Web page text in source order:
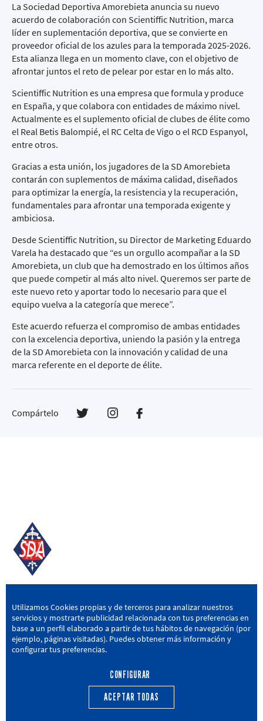
La Sociedad Deportiva Amorebieta anuncia su nuevo
acuerdo de colaboración con Scientiffic Nutrition, marca
líder en suplementación deportiva, que se convierte en
proveedor oficial de los azules para la temporada 2025-2026.
Esta alianza llega en un momento clave, con el objetivo de
afrontar juntos el reto de pelear por estar en lo más alto.
Scientiffic Nutrition es una empresa que formula y produce
en España, y que colabora con entidades de máximo nivel.
Actualmente es el suplemento oficial de clubes de élite como
el Real Betis Balompié, el RC Celta de Vigo o el RCD Espanyol,
entre otros.
Gracias a esta unión, los jugadores de la SD Amorebieta
contarán con suplementos de máxima calidad, diseñados
para optimizar la energía, la resistencia y la recuperación,
fundamentales para afrontar una temporada exigente y
ambiciosa.
Desde Scientiffic Nutrition, su Director de Marketing Eduardo
Varela ha destacado que “es un orgullo acompañar a la SD
Amorebieta, un club que ha demostrado en los últimos años
que puede competir al más alto nivel. Queremos ser parte de
este nuevo reto y aportar todo lo necesario para que el
equipo vuelva a la categoría que merece”.
Este acuerdo refuerza el compromiso de ambas entidades
con la excelencia deportiva, uniendo la pasión y la entrega
de la SD Amorebieta con la innovación y calidad de una
marca referente en el deporte de élite.
Compártelo
SD AMOREBIETA
San Miguel Kalea, 16, 48340 Amorebieta, Bizkaia
946 604 751 | sda@sdamorebieta.eus
CANTERA ACTUALIDAD
Utilizamos Cookies propias y de terceros para analizar nuestros
servicios y mostrarte publicidad relacionada con tus preferencias en
base a un perfil elaborado a partir de tus hábitos de navegación (por
ejemplo, páginas visitadas). Puedes obtener más información y
configurar tus preferencias.
CONFIGURAR
ACEPTAR TODAS